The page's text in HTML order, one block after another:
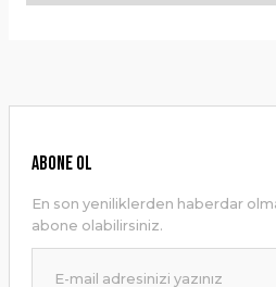
Ürün resmi kalitesiz, bozuk veya
Ürün bilgilerinde hatalar bulunuyor.
Ürün fiyatı diğer sitelerden daha
Bu ürüne benzer farklı alternatifler
ABONE OL
En son yeniliklerden haberdar
abone olabilirsiniz.